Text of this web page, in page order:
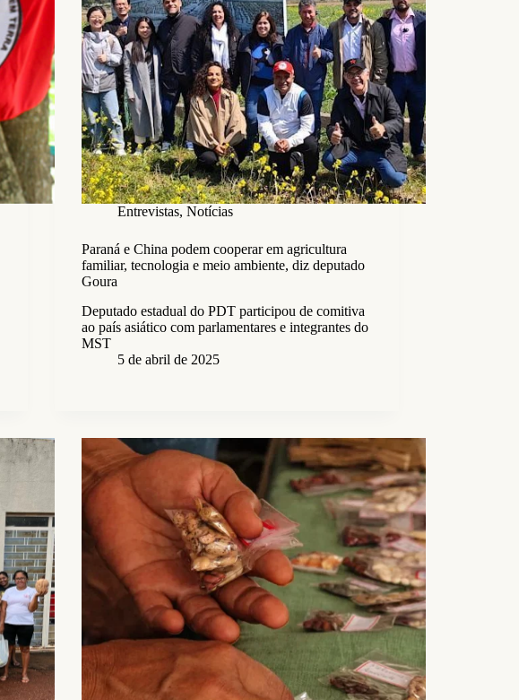
Entrevistas,Notícias
Paraná e China podem cooperar em agricultura
familiar, tecnologia e meio ambiente, diz deputado
Goura
Deputado estadual do PDT participou de comitiva
ao país asiático com parlamentares e integrantes do
MST
5 de abril de 2025